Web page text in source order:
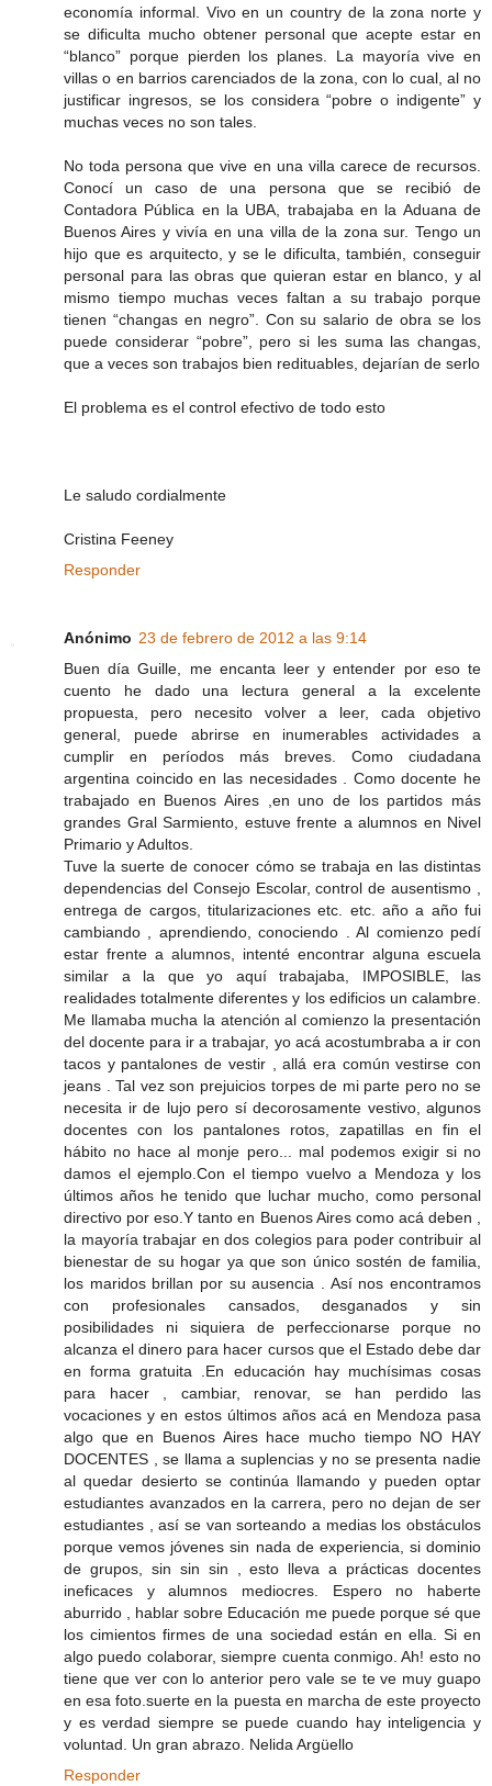
economía informal. Vivo en un country de la zona norte y
se dificulta mucho obtener personal que acepte estar en
“blanco” porque pierden los planes. La mayoría vive en
villas o en barrios carenciados de la zona, con lo cual, al no
justificar ingresos, se los considera “pobre o indigente” y
muchas veces no son tales.
No toda persona que vive en una villa carece de recursos.
Conocí un caso de una persona que se recibió de
Contadora Pública en la UBA, trabajaba en la Aduana de
Buenos Aires y vivía en una villa de la zona sur. Tengo un
hijo que es arquitecto, y se le dificulta, también, conseguir
personal para las obras que quieran estar en blanco, y al
mismo tiempo muchas veces faltan a su trabajo porque
tienen “changas en negro”. Con su salario de obra se los
puede considerar “pobre”, pero si les suma las changas,
que a veces son trabajos bien redituables, dejarían de serlo
El problema es el control efectivo de todo esto
Le saludo cordialmente
Cristina Feeney
Responder
Anónimo 23 de febrero de 2012 a las 9:14
Buen día Guille, me encanta leer y entender por eso te
cuento he dado una lectura general a la excelente
propuesta, pero necesito volver a leer, cada objetivo
general, puede abrirse en inumerables actividades a
cumplir en períodos más breves. Como ciudadana
argentina coincido en las necesidades . Como docente he
trabajado en Buenos Aires ,en uno de los partidos más
grandes Gral Sarmiento, estuve frente a alumnos en Nivel
Primario y Adultos.
Tuve la suerte de conocer cómo se trabaja en las distintas
dependencias del Consejo Escolar, control de ausentismo ,
entrega de cargos, titularizaciones etc. etc. año a año fui
cambiando , aprendiendo, conociendo . Al comienzo pedí
estar frente a alumnos, intenté encontrar alguna escuela
similar a la que yo aquí trabajaba, IMPOSIBLE, las
realidades totalmente diferentes y los edificios un calambre.
Me llamaba mucha la atención al comienzo la presentación
del docente para ir a trabajar, yo acá acostumbraba a ir con
tacos y pantalones de vestir , allá era común vestirse con
jeans . Tal vez son prejuicios torpes de mi parte pero no se
necesita ir de lujo pero sí decorosamente vestivo, algunos
docentes con los pantalones rotos, zapatillas en fin el
hábito no hace al monje pero... mal podemos exigir si no
damos el ejemplo.Con el tiempo vuelvo a Mendoza y los
últimos años he tenido que luchar mucho, como personal
directivo por eso.Y tanto en Buenos Aires como acá deben ,
la mayoría trabajar en dos colegios para poder contribuir al
bienestar de su hogar ya que son único sostén de familia,
los maridos brillan por su ausencia . Así nos encontramos
con profesionales cansados, desganados y sin
posibilidades ni siquiera de perfeccionarse porque no
alcanza el dinero para hacer cursos que el Estado debe dar
en forma gratuita .En educación hay muchísimas cosas
para hacer , cambiar, renovar, se han perdido las
vocaciones y en estos últimos años acá en Mendoza pasa
algo que en Buenos Aires hace mucho tiempo NO HAY
DOCENTES , se llama a suplencias y no se presenta nadie
al quedar desierto se continúa llamando y pueden optar
estudiantes avanzados en la carrera, pero no dejan de ser
estudiantes , así se van sorteando a medias los obstáculos
porque vemos jóvenes sin nada de experiencia, si dominio
de grupos, sin sin sin , esto lleva a prácticas docentes
ineficaces y alumnos mediocres. Espero no haberte
aburrido , hablar sobre Educación me puede porque sé que
los cimientos firmes de una sociedad están en ella. Si en
algo puedo colaborar, siempre cuenta conmigo. Ah! esto no
tiene que ver con lo anterior pero vale se te ve muy guapo
en esa foto.suerte en la puesta en marcha de este proyecto
y es verdad siempre se puede cuando hay inteligencia y
voluntad. Un gran abrazo. Nelida Argüello
Responder